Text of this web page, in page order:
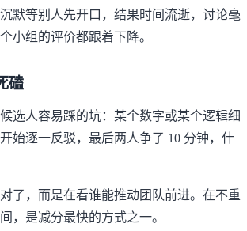
默等别人先开口，结果时间流逝，讨论毫
小组的评价都跟着下降。
磕
选人容易踩的坑：某个数字或某个逻辑细
始逐一反驳，最后两人争了 10 分钟，什
了，而是在看谁能推动团队前进。在不重
，是减分最快的方式之一。